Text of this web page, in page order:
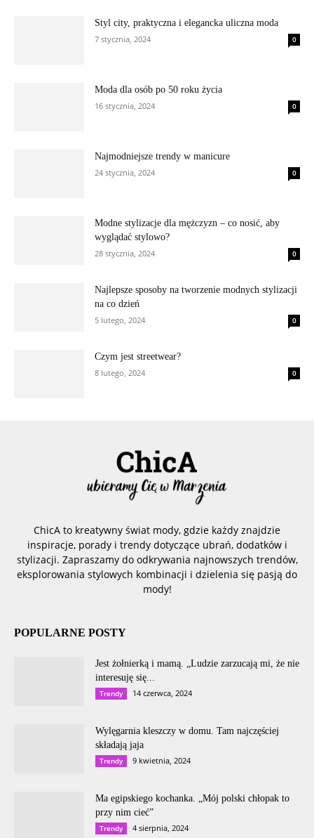
Styl city, praktyczna i elegancka uliczna moda
7 stycznia, 2024
0
Moda dla osób po 50 roku życia
16 stycznia, 2024
0
Najmodniejsze trendy w manicure
24 stycznia, 2024
0
Modne stylizacje dla mężczyzn – co nosić, aby
wyglądać stylowo?
28 stycznia, 2024
0
Najlepsze sposoby na tworzenie modnych stylizacji
na co dzień
5 lutego, 2024
0
Czym jest streetwear?
8 lutego, 2024
0
ChicA to kreatywny świat mody, gdzie każdy znajdzie
inspiracje, porady i trendy dotyczące ubrań, dodatków i
stylizacji. Zapraszamy do odkrywania najnowszych trendów,
eksplorowania stylowych kombinacji i dzielenia się pasją do
mody!
POPULARNE POSTY
Jest żołnierką i mamą. „Ludzie zarzucają mi, że nie
interesuję się...
Trendy 14 czerwca, 2024
Wylęgarnia kleszczy w domu. Tam najczęściej
składają jaja
Trendy 9 kwietnia, 2024
Ma egipskiego kochanka. „Mój polski chłopak to
przy nim cieć”
Trendy 4 sierpnia, 2024